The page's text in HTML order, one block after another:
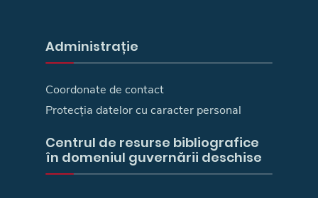
Administrație
Coordonate de contact
Protecția datelor cu caracter personal
Centrul de resurse bibliografice
în domeniul guvernării deschise